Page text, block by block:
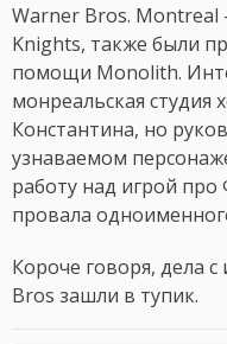
Warner Bros. Montreal
Knights, также были
помощи Monolith.
монреальская студия
Константина, но
узнаваемом
работу над игрой
провала
Короче говоря, дела
Bros зашли в тупик.